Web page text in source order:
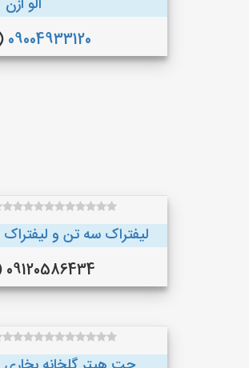
الو ازن
09004933120
لیفتراک سه تن و
09120586434 (همدان)